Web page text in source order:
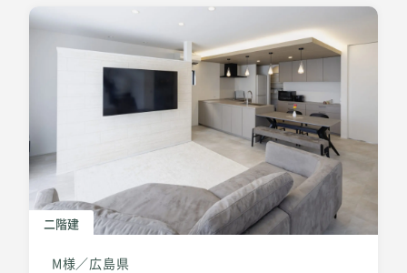
二階建
M様 広島県